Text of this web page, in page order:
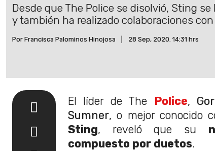
Desde que The Police se disolvió, Sting
y también ha realizado colaboraciones
Por Francisca Palominos Hinojosa 28 Sep, 2020. 14:31 hrs
El líder de The Police,
Sumner, o mejor conocido
Sting, reveló que su
compuesto por duetos.